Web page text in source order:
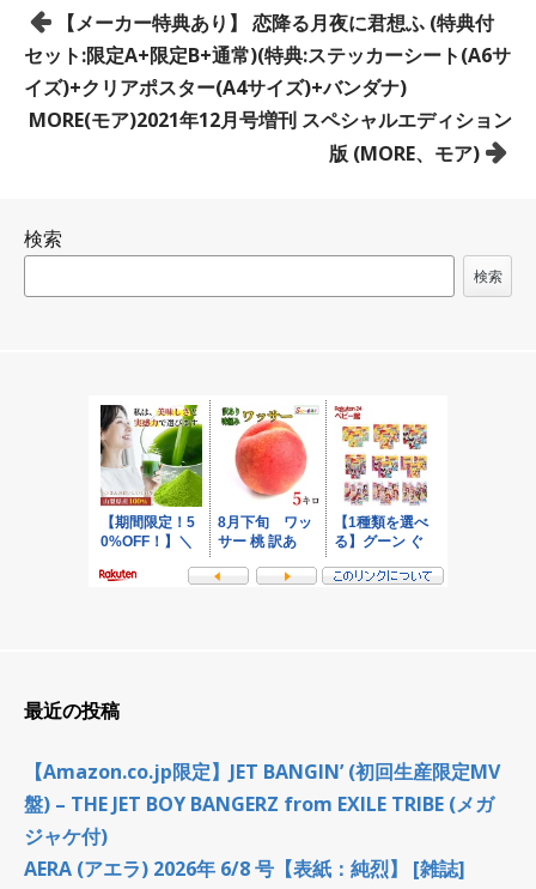
投
稿
ナ
ビ
ョ
【メーカー特典あり】 恋降る月夜に君想ふ (特典付
セット:限定A+限定B+通常)(特典:ステッカーシート(A6サ
イズ)+クリアポスター(A4サイズ)+バンダナ)
MORE(モア)2021年12月号増刊 スペシャルエディション
版 (MORE、モア)
検索
検索
最近の投稿
【Amazon.co.jp限定】JET BANGIN’ (初回生産限定MV
盤) – THE JET BOY BANGERZ from EXILE TRIBE (メガ
ジャケ付)
AERA (アエラ) 2026年 6/8 号【表紙：純烈】 [雑誌]